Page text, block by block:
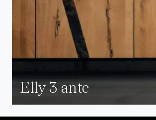
Elly 3 ante